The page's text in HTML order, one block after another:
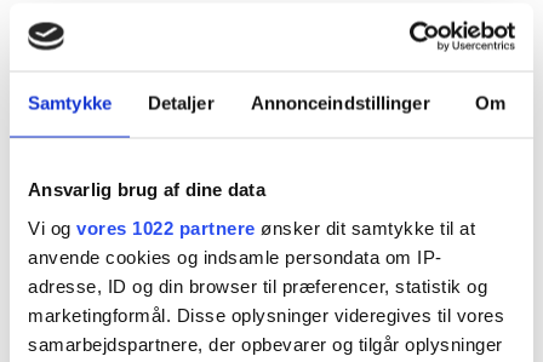
Samtykke Detaljer Annonceindstillinger Om
Ansvarlig brug af dine data
Vi og vores 1022 partnere ønsker dit samtykke til at
anvende cookies og indsamle persondata om IP-
adresse, ID og din browser til præferencer, statistik og
marketingformål. Disse oplysninger videregives til vores
samarbejdspartnere, der opbevarer og tilgår oplysninger
pensionsselskaberne har udviklet sig til et
decideret problem. Det får eksperter til at
frygte, at tilliden til, at pensionssektoren opgør
kundernes pensioner til den rigtige værdi, kan
smuldre. Branchen forstår, men siger, at der
ingen grund er til at være nervøs.
Pensionssektorens udmeldinger om deres afkast
på alternativer har aldrig været mere i øst og vest